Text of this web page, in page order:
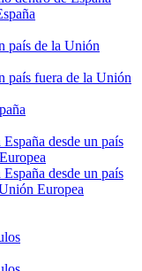
país de la Unión
país fuera de la Unión
España desde un país
España desde un país
Europea